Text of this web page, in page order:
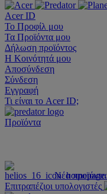
Acer ID
Το Προφίλ μου
Τα Προϊόντα μου
Δήλωση προϊόντος
Η Κοινότητά μου
Αποσύνδεση
Σύνδεση
Εγγραφή
Τι είναι το Acer ID;
Προϊόντα
Νέα προϊόντα
Επιτραπέζιοι υπολογιστές